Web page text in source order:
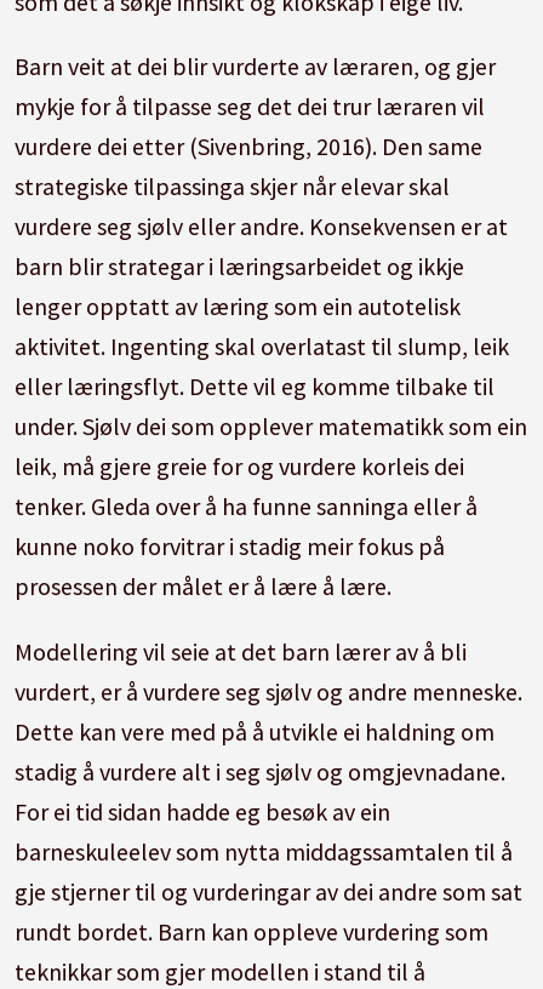
Barn veit at dei blir vurderte av læraren, og gjer
mykje for å tilpasse seg det dei trur læraren vil
vurdere dei etter (Sivenbring, 2016). Den same
strategiske tilpassinga skjer når elevar skal
vurdere seg sjølv eller andre. Konsekvensen er at
barn blir strategar i læringsarbeidet og ikkje
lenger opptatt av læring som ein autotelisk
aktivitet. Ingenting skal overlatast til slump, leik
eller læringsflyt. Dette vil eg komme tilbake til
under. Sjølv dei som opplever matematikk som ein
leik, må gjere greie for og vurdere korleis dei
tenker. Gleda over å ha funne sanninga eller å
kunne noko forvitrar i stadig meir fokus på
prosessen der målet er å lære å lære.
Modellering vil seie at det barn lærer av å bli
vurdert, er å vurdere seg sjølv og andre menneske.
Dette kan vere med på å utvikle ei haldning om
stadig å vurdere alt i seg sjølv og omgjevnadane.
For ei tid sidan hadde eg besøk av ein
barneskuleelev som nytta middagssamtalen til å
gje stjerner til og vurderingar av dei andre som sat
rundt bordet. Barn kan oppleve vurdering som
teknikkar som gjer modellen i stand til å